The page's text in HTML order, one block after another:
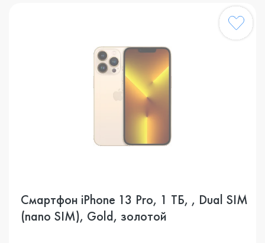
Смартфон iPhone 13 Pro, 1 ТБ, , Dual SIM
(nano SIM), Gold, золотой